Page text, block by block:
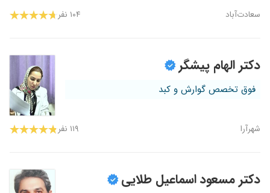
سعادت‌آباد ۱۰۴ نفر
دکتر الهام پیشگر
فوق تخصص گوارش و کبد
شهرآرا ۱۱۹ نفر
دکتر مسعود اسماعیل طلایی